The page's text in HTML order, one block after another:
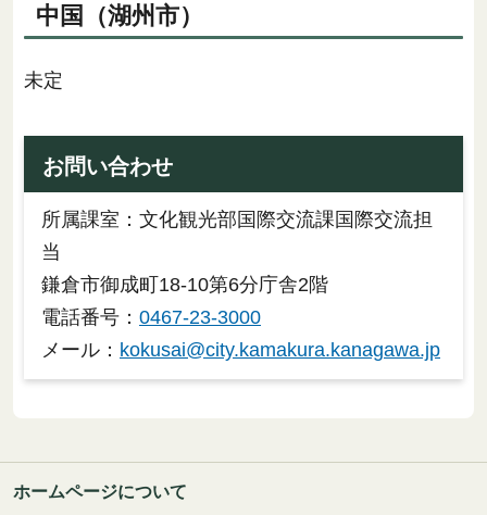
中国（湖州市）
未定
お問い合わせ
所属課室：文化観光部国際交流課国際交流担
当
鎌倉市御成町18-10第6分庁舎2階
電話番号： 0467-23-3000
メール： kokusai@city.kamakura.kanagawa.jp
ホームページについて